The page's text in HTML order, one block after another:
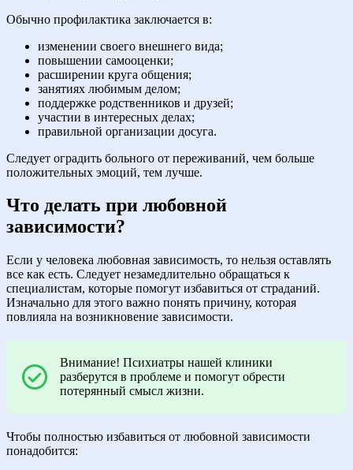
Обычно профилактика заключается в:
изменении своего внешнего вида;
повышении самооценки;
расширении круга общения;
занятиях любимым делом;
поддержке родственников и друзей;
участии в интересных делах;
правильной организации досуга.
Следует оградить больного от переживаний, чем больше
положительных эмоций, тем лучше.
Что делать при любовной
зависимости?
Если у человека любовная зависимость, то нельзя оставлять
все как есть. Следует незамедлительно обращаться к
специалистам, которые помогут избавиться от страданий.
Изначально для этого важно понять причину, которая
повлияла на возникновение зависимости.
Внимание! Психиатры нашей клиники
разберутся в проблеме и помогут обрести
потерянный смысл жизни.
Чтобы полностью избавиться от любовной зависимости
понадобится: